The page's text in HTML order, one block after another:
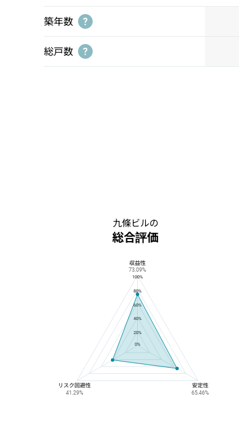
築年数 ?
総戸数 ?
九條ビルの
総合評価
九條ビルの総合評価
100%
80%
60%
40%
20%
0%
収益性
73.09%
リスク回避性
41.29%
安定性
65.46%